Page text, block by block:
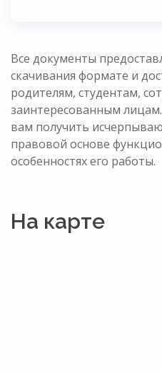
Все документы
скачивания формате и
родителям, студентам,
заинтересованным
вам получить
правовой основе
особенностях его работы.
На карте